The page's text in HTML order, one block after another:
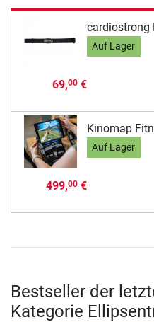
cardiostrong
Auf Lager
69,00€
Kinomap
Auf Lager
499,00€
Bestseller der
Kategorie